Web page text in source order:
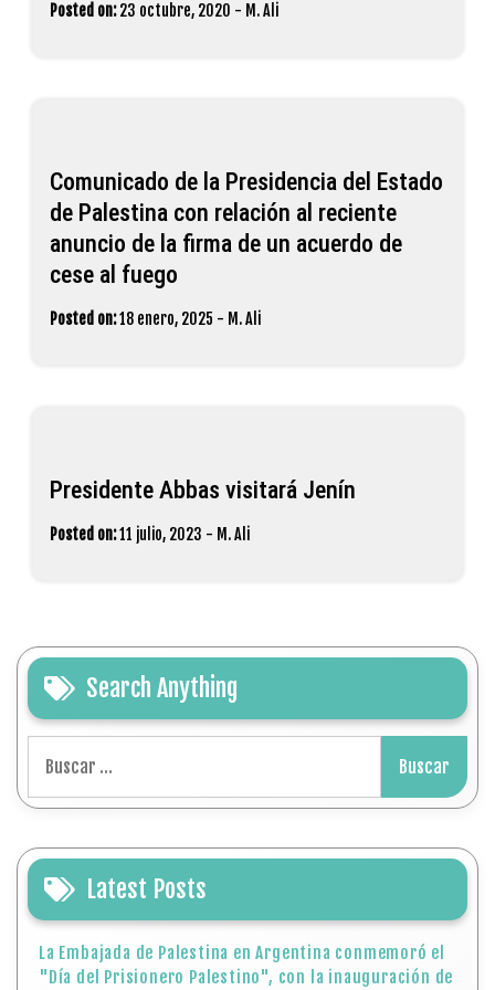
Posted on: 23 octubre, 2020 - M. Ali
Comunicado de la Presidencia del Estado
de Palestina con relación al reciente
anuncio de la firma de un acuerdo de
cese al fuego
Posted on:18 enero, 2025 - M. Ali
Presidente Abbas visitará Jenín
Posted on:11 julio, 2023 - M. Ali
Search Anything
Latest Posts
La Embajada de Palestina en Argentina conmemoró el
"Día del Prisionero Palestino", con la inauguración de